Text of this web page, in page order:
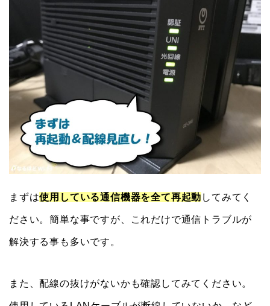
まずは使用している通信機器を全て再起動 してみてく
ださい。簡単な事ですが、これだけで通信トラブルが
解決する事も多いです。
また、配線の抜けがないかも確認してみてください。